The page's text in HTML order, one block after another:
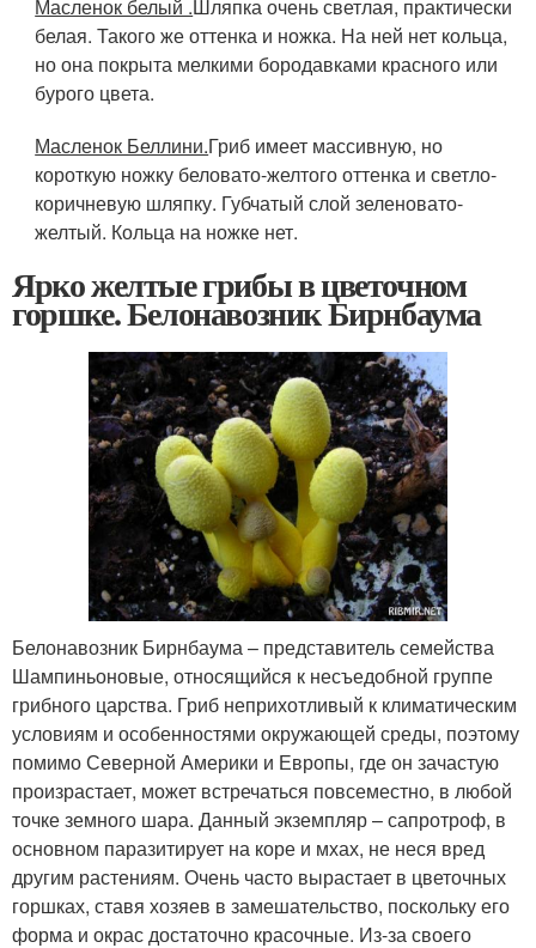
Масленок белый .Шляпка очень светлая, практически
белая. Такого же оттенка и ножка. На ней нет кольца,
но она покрыта мелкими бородавками красного или
бурого цвета.
Масленок Беллини.Гриб имеет массивную, но
короткую ножку беловато-желтого оттенка и светло-
коричневую шляпку. Губчатый слой зеленовато-
желтый. Кольца на ножке нет.
Ярко желтые грибы в цветочном
горшке. Белонавозник Бирнбаума
Белонавозник Бирнбаума – представитель семейства
Шампиньоновые, относящийся к несъедобной группе
грибного царства. Гриб неприхотливый к климатическим
условиям и особенностями окружающей среды, поэтому
помимо Северной Америки и Европы, где он зачастую
произрастает, может встречаться повсеместно, в любой
точке земного шара. Данный экземпляр – сапротроф, в
основном паразитирует на коре и мхах, не неся вред
другим растениям. Очень часто вырастает в цветочных
горшках, ставя хозяев в замешательство, поскольку его
форма и окрас достаточно красочные. Из-за своего